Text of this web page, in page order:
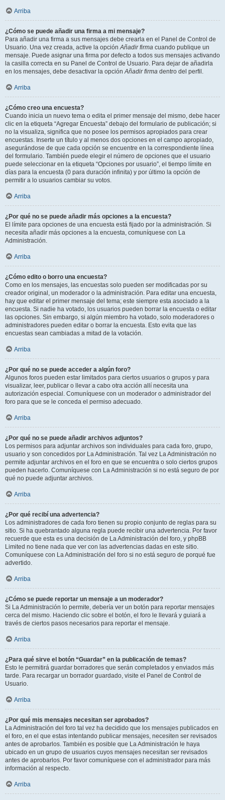
Arriba
¿Cómo se puede añadir una firma a mi mensaje?
Para añadir una firma a sus mensajes debe crearla en el Panel de Control de
Usuario. Una vez creada, active la opciónAñadir firma cuando publique un
mensaje. Puede asignar una firma por defecto a todos sus mensajes activando
la casilla correcta en su Panel de Control de Usuario. Para dejar de añadirla
en los mensajes, debe desactivar la opciónAñadir firma dentro del perfil.
Arriba
¿Cómo creo una encuesta?
Cuando inicia un nuevo tema o edita el primer mensaje del mismo, debe hacer
clic en la etiqueta “Agregar Encuesta” debajo del formulario de publicación; si
no la visualiza, significa que no posee los permisos apropiados para crear
encuestas. Inserte un título y al menos dos opciones en el campo apropiado,
asegurándose de que cada opción se encuentre en la correspondiente línea
del formulario. También puede elegir el número de opciones que el usuario
puede seleccionar en la etiqueta “Opciones por usuario”, el tiempo límite en
días para la encuesta (0 para duración infinita) y por último la opción de
permitir a lo usuarios cambiar su votos.
Arriba
¿Por qué no se puede añadir más opciones a la encuesta?
El límite para opciones de una encuesta está fijado por la administración. Si
necesita añadir más opciones a la encuesta, comuníquese con La
Administración.
Arriba
¿Cómo edito o borro una encuesta?
Como en los mensajes, las encuestas solo pueden ser modificadas por su
creador original, un moderador o la administración. Para editar una encuesta,
hay que editar el primer mensaje del tema; este siempre esta asociado a la
encuesta. Si nadie ha votado, los usuarios pueden borrar la encuesta o editar
las opciones. Sin embargo, si algún miembro ha votado, solo moderadores o
administradores pueden editar o borrar la encuesta. Esto evita que las
encuestas sean cambiadas a mitad de la votación.
Arriba
¿Por qué no se puede acceder a algún foro?
Algunos foros pueden estar limitados para ciertos usuarios o grupos y para
visualizar, leer, publicar o llevar a cabo otra acción allí necesita una
autorización especial. Comuníquese con un moderador o administrador del
foro para que se le conceda el permiso adecuado.
Arriba
¿Por qué no se puede añadir archivos adjuntos?
Los permisos para adjuntar archivos son individuales para cada foro, grupo,
usuario y son concedidos por La Administración. Tal vez La Administración no
permite adjuntar archivos en el foro en que se encuentra o solo ciertos grupos
pueden hacerlo. Comuníquese con La Administración si no está seguro de por
qué no puede adjuntar archivos.
Arriba
¿Por qué recibí una advertencia?
Los administradores de cada foro tienen su propio conjunto de reglas para su
sitio. Si ha quebrantado alguna regla puede recibir una advertencia. Por favor
recuerde que esta es una decisión de La Administración del foro, y phpBB
Limited no tiene nada que ver con las advertencias dadas en este sitio.
Comuníquese con La Administración del foro si no está seguro de porqué fue
advertido.
Arriba
¿Cómo se puede reportar un mensaje a un moderador?
Si La Administración lo permite, debería ver un botón para reportar mensajes
cerca del mismo. Haciendo clic sobre el botón, el foro le llevará y guiará a
través de ciertos pasos necesarios para reportar el mensaje.
Arriba
¿Para qué sirve el botón “Guardar” en la publicación de temas?
Esto le permitirá guardar borradores que serán completados y enviados más
tarde. Para recargar un borrador guardado, visite el Panel de Control de
Usuario.
Arriba
¿Por qué mis mensajes necesitan ser aprobados?
La Administración del foro tal vez ha decidido que los mensajes publicados en
el foro, en el que estas intentando publicar mensajes, necesiten ser revisados
antes de aprobarlos. También es posible que La Administración le haya
ubicado en un grupo de usuarios cuyos mensajes necesitan ser revisados
antes de aprobarlos. Por favor comuníquese con el administrador para más
información al respecto.
Arriba